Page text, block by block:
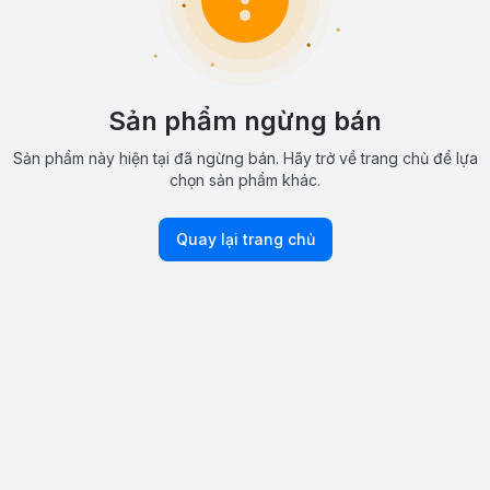
Sản phẩm ngừng bán
Sản phẩm này hiện tại đã ngừng bán. Hãy trở về trang chủ để lựa
chọn sản phẩm khác.
Quay lại trang chủ